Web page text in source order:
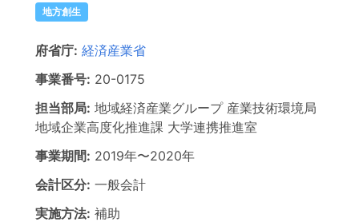
地方創生
府省庁: 経済産業省
事業番号: 20-0175
担当部局: 地域経済産業グループ 産業技術環境局
地域企業高度化推進課 大学連携推進室
事業期間: 2019年〜2020年
会計区分: 一般会計
実施方法: 補助